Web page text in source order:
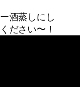
酒蒸しにし
ださい〜！